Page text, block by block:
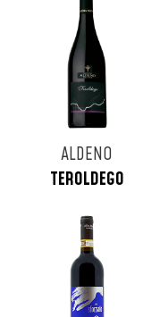
ALDENO
TEROLDEGO